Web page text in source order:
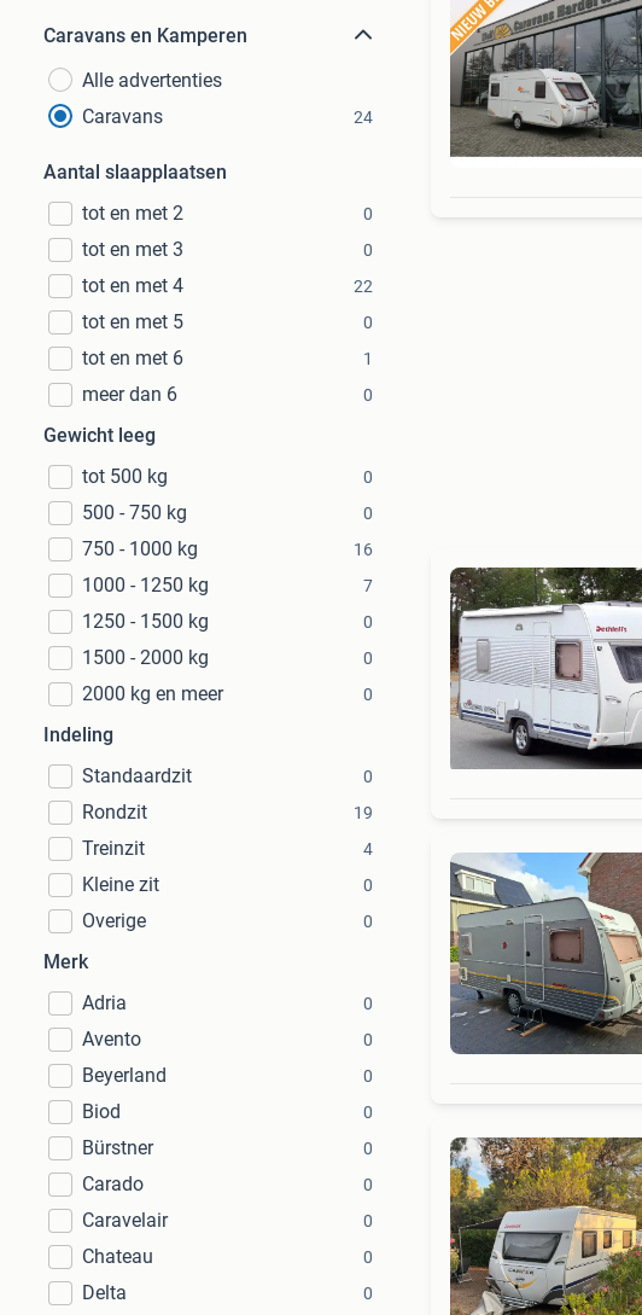
Caravans en Kamperen
Alle advertenties
Caravans
24
Aantal slaapplaatsen
tot en met 2
0
tot en met 3 0
tot en met 4 22
tot en met 5 0
tot en met 6 1
meer dan 6 0
Gewicht leeg
tot 500 kg
0
500 - 750 kg 0
750 - 1000 kg 16
1000 - 1250 kg 7
1250 - 1500 kg 0
1500 - 2000 kg 0
2000 kg en meer 0
Indeling
Standaardzit
0
Rondzit 19
Treinzit 4
Kleine zit 0
Overige 0
Merk
Adria
0
Avento 0
Beyerland 0
Biod 0
Bürstner 0
Carado 0
Caravelair 0
Chateau 0
Delta 0